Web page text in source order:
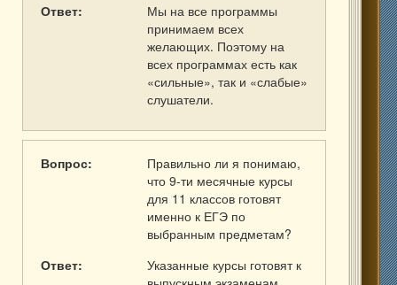
Ответ:
Мы на все программы
принимаем всех
желающих. Поэтому на
всех программах есть как
«сильные», так и «слабые»
слушатели.
Вопрос:
Правильно ли я понимаю,
что 9-ти месячные курсы
для 11 классов готовят
именно к ЕГЭ по
выбранным предметам?
Ответ:
Указанные курсы готовят к